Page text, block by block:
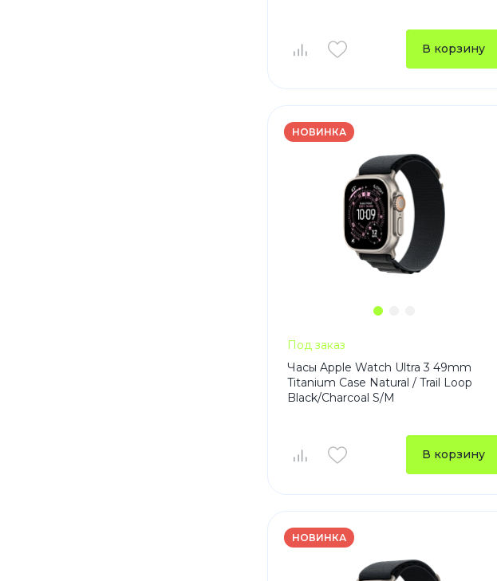
В корзину
НОВИНКА
Под заказ
Часы Apple Watch Ultra 3 49mm
Titanium Case Natural / Trail Loop
Black/Charcoal S/M
В корзину
НОВИНКА